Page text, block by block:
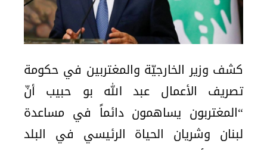
كشف وزير الخارجيّة والمغتربين في حكومة
تصريف الأعمال عبد الله بو حبيب أنّ
“المغتربون يساهمون دائماً في مساعدة
لبنان وشريان الحياة الرئيسي في البلد